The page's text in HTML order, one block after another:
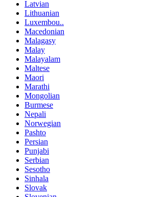
Latvian
Lithuanian
Luxembou..
Macedonian
Malagasy
Malay
Malayalam
Maltese
Maori
Marathi
Mongolian
Burmese
Nepali
Norwegian
Pashto
Persian
Punjabi
Serbian
Sesotho
Sinhala
Slovak